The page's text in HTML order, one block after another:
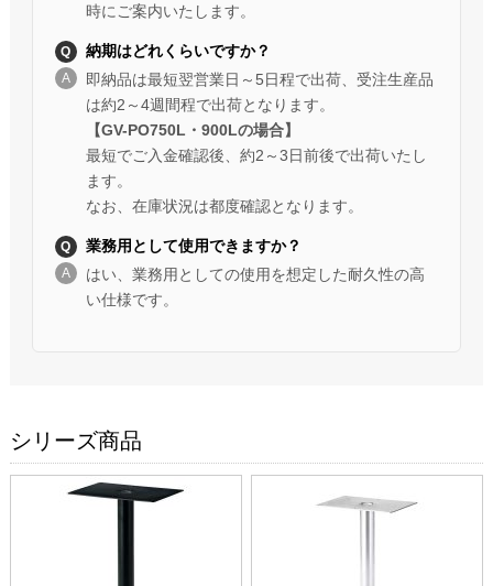
時にご案内いたします。
納期はどれくらいですか？
即納品は最短翌営業日～5日程で出荷、受注生産品
は約2～4週間程で出荷となります。
【GV-PO750L・900Lの場合】
最短でご入金確認後、約2～3日前後で出荷いたし
ます。
なお、在庫状況は都度確認となります。
業務用として使用できますか？
はい、業務用としての使用を想定した耐久性の高
い仕様です。
シリーズ商品